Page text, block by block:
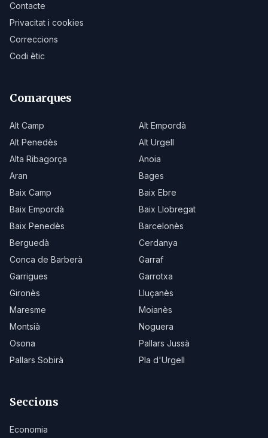
Contacte
Privacitat i cookies
Correccions
Codi ètic
Comarques
Alt Camp
Alt Empordà
Alt Penedès
Alt Urgell
Alta Ribagorça
Anoia
Aran
Bages
Baix Camp
Baix Ebre
Baix Empordà
Baix Llobregat
Baix Penedès
Barcelonès
Berguedà
Cerdanya
Conca de Barberà
Garraf
Garrigues
Garrotxa
Gironès
Lluçanès
Maresme
Moianès
Montsià
Noguera
Osona
Pallars Jussà
Pallars Sobirà
Pla d'Urgell
Seccions
Economia